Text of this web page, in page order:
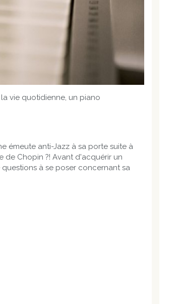
vie quotidienne, un piano
émeute anti-Jazz à sa porte suite à
Chopin ?! Avant d'acquérir un
à se poser concernant sa